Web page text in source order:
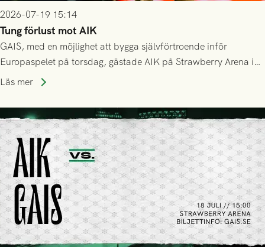
2026-07-19 15:14
Tung förlust mot AIK
GAIS, med en möjlighet att bygga självförtroende inför
Europaspelet på torsdag, gästade AIK på Strawberry Arena i
Stockholm . Men trots konstant hotande i första halvlek av
lyckades få in 2-0.
Läs mer